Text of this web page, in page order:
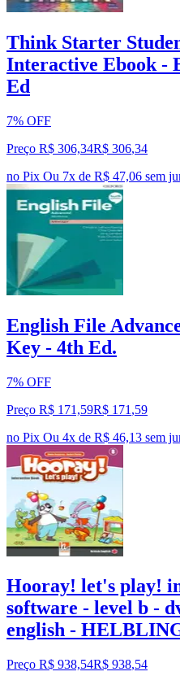
Think Starter
Interactive Ebook -
Ed
7% OFF
Preço R$ 306,34R$ 306,34
no Pix Ou 7x de R$ 47,06 sem
English File
Key - 4th Ed.
7% OFF
Preço R$ 171,59R$ 171 ,59
no Pix Ou 4x de R$ 46,13 sem
Hooray! let's play!
software - level b -
english -
Preço R$ 938,54R$ 938,54